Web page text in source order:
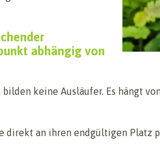
abhängig von
keine Ausläufer. Es hängt
direkt an ihren endgültigen Platz